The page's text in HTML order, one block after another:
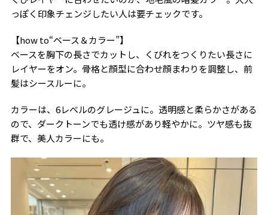
っぽく印象チェンジしたい人は要チェックです。
【how to“ベース＆カラー”】
ベースを胸下の長さでカットし、くびれをつくりたい長さに
レイヤーをオン。骨格と顔型に合わせ顔まわりを調整し、前
髪はシースルーに。
カラーは、6レベルのグレージュに。透明感と柔らかさがある
ので、ダークトーンでも透け感があり軽やかに。ツヤ感も抜
群で、美人カラーにも。